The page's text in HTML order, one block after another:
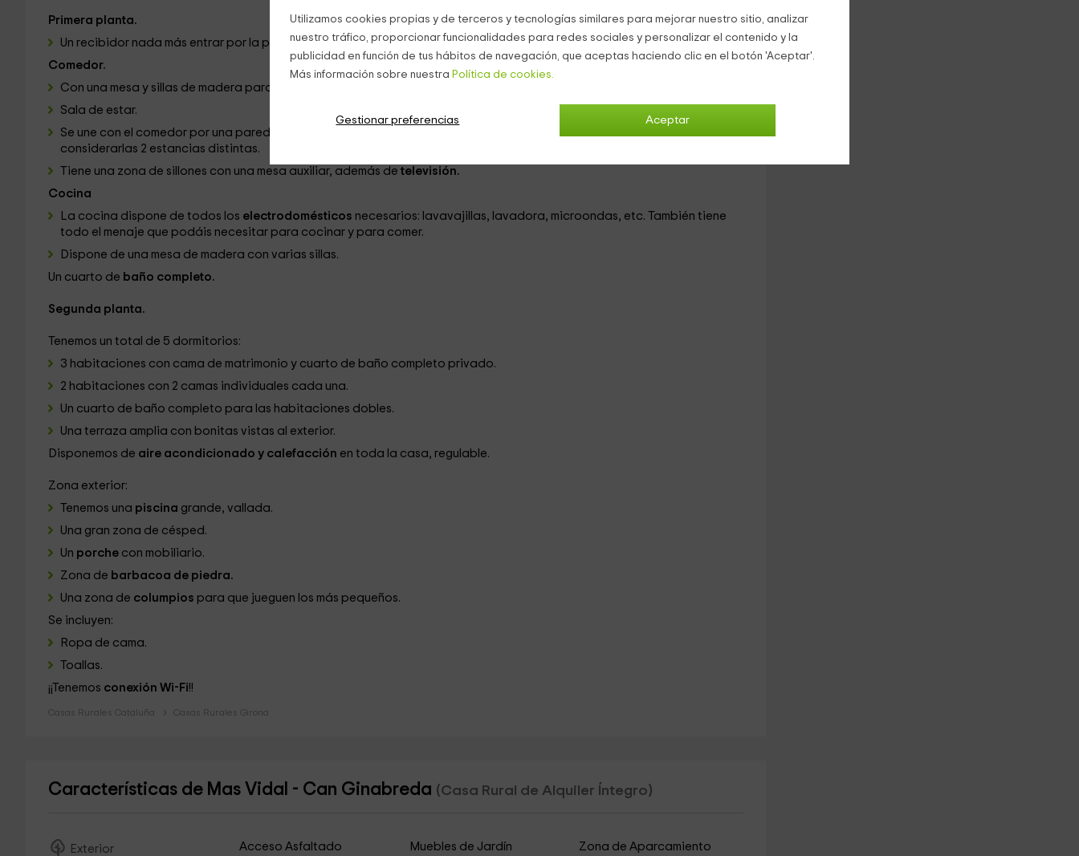
Utilizamos cookies propias y de terceros y tecnologías similares para mejorar nuestro sitio, analizar
nuestro tráfico, proporcionar funcionalidades para redes sociales y personalizar el contenido y la
publicidad en función de tus hábitos de navegación, que aceptas haciendo clic en el botón 'Aceptar'.
Más información sobre nuestra Política de cookies.
Aceptar
Gestionar preferencias
Primera planta.
Un recibidor nada más entrar por la puerta de entrada.
Comedor.
Con una mesa y sillas de madera para comer.
Sala de estar.
Se une con el comedor por una pared pues no está totalmente cerrada, ni siquiera les separa una puerta, pero podemos
considerarlas 2 estancias distintas.
Tiene una zona de sillones con una mesa auxiliar, además de televisión.
Cocina
La cocina dispone de todos los electrodomésticos necesarios: lavavajillas, lavadora, microondas, etc. También tiene
todo el menaje que podáis necesitar para cocinar y para comer.
Dispone de una mesa de madera con varias sillas.
Un cuarto de baño completo.
Segunda planta.
Tenemos un total de 5 dormitorios:
3 habitaciones con cama de matrimonio y cuarto de baño completo privado.
2 habitaciones con 2 camas individuales cada una.
Un cuarto de baño completo para las habitaciones dobles.
Una terraza amplia con bonitas vistas al exterior.
Disponemos de aire acondicionado y calefacción en toda la casa, regulable.
Zona exterior:
Tenemos una piscina grande, vallada.
Una gran zona de césped.
Un porchecon mobiliario.
Zona de barbacoa de piedra.
Una zona de columpios para que jueguen los más pequeños.
Se incluyen:
Ropa de cama.
Toallas.
¡¡Tenemos conexión Wi-Fi!!
Casas Rurales Cataluña Casas Rurales Girona
Características de Mas Vidal - Can Ginabreda (Casa Rural de Alquiler Íntegro)
Exterior Acceso Asfaltado Muebles de Jardín
Zona de Aparcamiento